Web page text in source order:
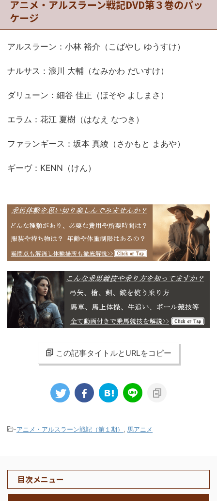
アニメ・アルスラーン戦記DVD第３巻のパッ
ケージ
アルスラーン：小林 裕介（こばやし ゆうすけ）
ナルサス：浪川 大輔（なみかわ だいすけ）
ダリューン：細谷 佳正（ほそや よしまさ）
エラム：花江 夏樹（はなえ なつき）
ファランギース：坂本 真綾（さかもと まあや）
ギーヴ：KENN（けん）
この記事タイトルとURLをコピー
-アニメ・アルスラーン戦記（第１期） 馬アニメ
目次メニュー